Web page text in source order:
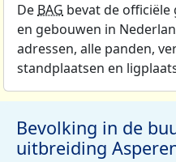
De BAG bevat de officiële
en gebouwen in
adressen, alle panden,
standplaatsen en
Bevolking in de
uitbreiding